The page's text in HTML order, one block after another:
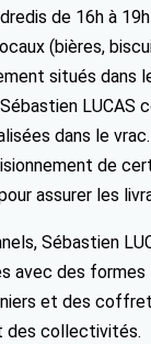
de 16h à
(bières,
situés dans
LUCAS
dans le
de
assurer les
Sébastien
avec des
et des
des collectivités.